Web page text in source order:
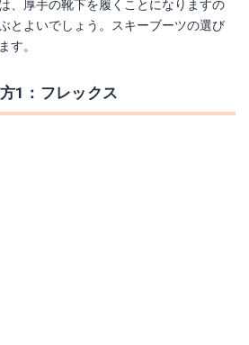
、厚手の靴下を履くことになりますの
とよいでしょう。スキーブーツの選び
す。
1：フレックス